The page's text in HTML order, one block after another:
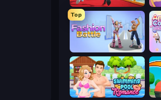
Shoe Race
Top
Fashion Battle
Swimming Pool Romance